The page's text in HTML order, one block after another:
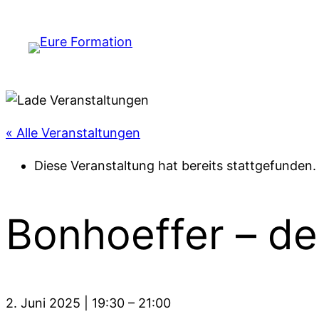
« Alle Veranstaltungen
Diese Veranstaltung hat bereits stattgefunden.
Bonhoeffer –
2. Juni 2025 19:30 – 21:00